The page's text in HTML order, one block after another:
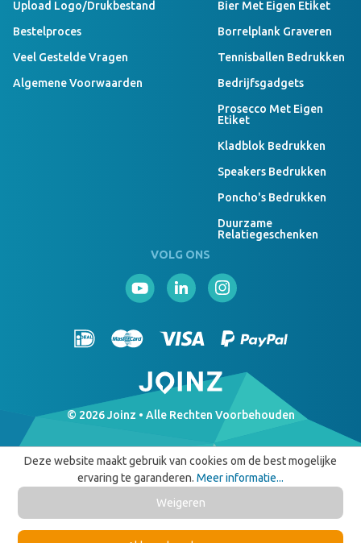
Upload Logo/drukbestand
Bestelproces
Veel Gestelde Vragen
Algemene Voorwaarden
Bier Met Eigen Etiket
Borrelplank Graveren
Tennisballen Bedrukken
Bedrijfsgadgets
Prosecco Met Eigen
Etiket
Kladblok Bedrukken
Speakers Bedrukken
Poncho's Bedrukken
Duurzame
Relatiegeschenken
VOLG ONS
© 2026 Joinz • Alle Rechten Voorbehouden
Deze website maakt gebruik van cookies om de best mogelijke
ervaring te garanderen. Meer informatie...
Weigeren